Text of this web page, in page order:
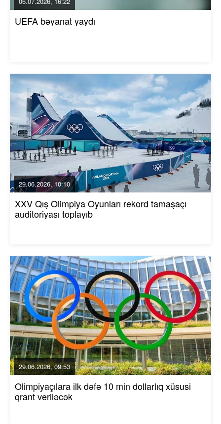
UEFA bəyanat yaydı
29.06.2026, 10:10
XXV Qış Olimpiya Oyunları rekord tamaşaçı
auditoriyası toplayıb
29.06.2026, 09:53
Olimpiyaçılara ilk dəfə 10 min dollarlıq xüsusi
qrant veriləcək